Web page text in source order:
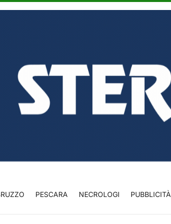
PESCARA NECROLOGI PUBBLICITÀ